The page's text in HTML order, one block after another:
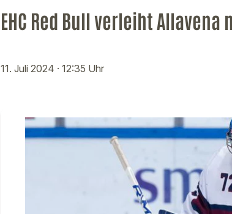
EHC Red Bull verleiht Allavena
11. Juli 2024 · 12:35 Uhr